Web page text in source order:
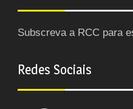
Subscreva a RCC para
Redes Sociais